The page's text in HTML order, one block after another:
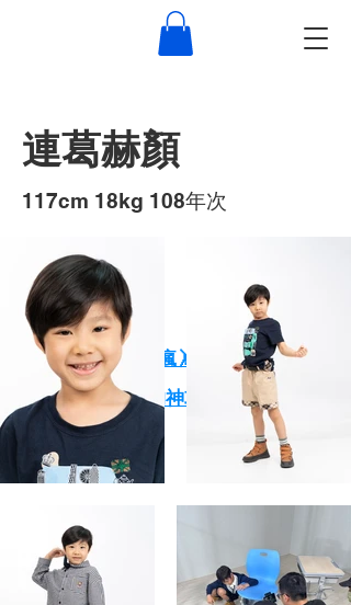
連葛赫顏
117cm 18kg 108年次
作品
XPARK小朋友玩瘋🤸 大朋友放鬆🕺
一天玩爆Xpark的神攻略！